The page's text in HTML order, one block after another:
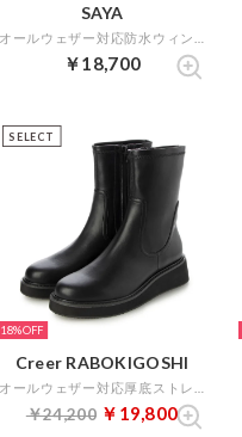
SAYA
￥18,700
SELECT
18%
Creer RABOKIGOSHI
￥24,200 ￥19,800